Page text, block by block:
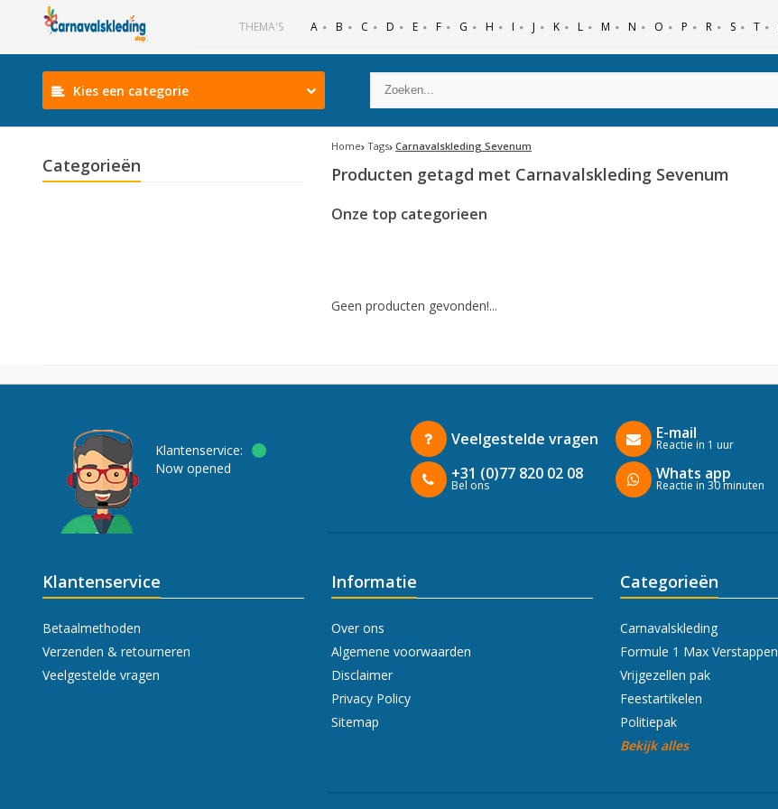
THEMA'S A B C D E F G H I J K L M N O P R S T
Kies een categorie
Categorieën
Home Tags Carnavalskleding Sevenum
Producten getagd met Carnavalskleding Sevenum
Onze top categorieen
Geen producten gevonden!...
Klantenservice:
Now opened
Veelgestelde vragen
+31 (0)77 820 02 08
Bel ons
E-mail
Reactie in 1 uur
Whats app
Reactie in 30 minuten
Klantenservice
Betaalmethoden
Verzenden & retourneren
Veelgestelde vragen
Informatie
Over ons
Algemene voorwaarden
Disclaimer
Privacy Policy
Sitemap
Categorieën
Carnavalskleding
Formule 1 Max Verstappen
Vrijgezellen pak
Feestartikelen
Politiepak
Bekijk alles